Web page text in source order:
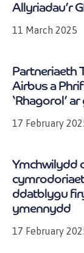
Allyriadau’r
11 March 2025
Partneriaeth
Airbus a
‘Rhagorol’
17 February
Ymchwilydd
ddatblygu
ymennydd
17 February